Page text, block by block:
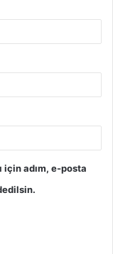
için adım, e-posta